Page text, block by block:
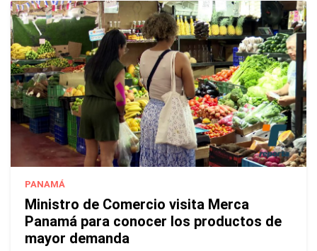
PANAMÁ
Ministro de Comercio visita Merca
Panamá para conocer los productos de
mayor demanda